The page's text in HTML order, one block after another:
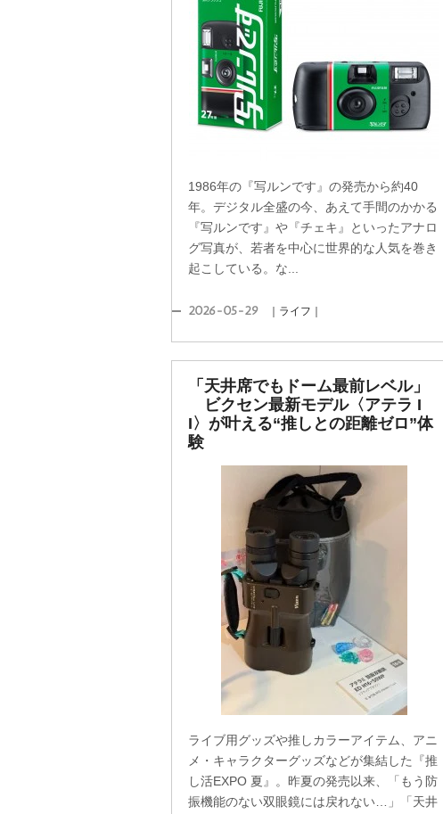
1986年の『写ルンです』の発売から約40
年。デジタル全盛の今、あえて手間のかかる
『写ルンです』や『チェキ』といったアナロ
グ写真が、若者を中心に世界的な人気を巻き
起こしている。な...
2026-05-29 ｜ライフ｜
「天井席でもドーム最前レベル」
ビクセン最新モデル〈アテラ I
I〉が叶える“推しとの距離ゼロ”体
験
ライブ用グッズや推しカラーアイテム、アニ
メ・キャラクターグッズなどが集結した『推
し活EXPO 夏』。昨夏の発売以来、「もう防
振機能のない双眼鏡には戻れない…」「天井